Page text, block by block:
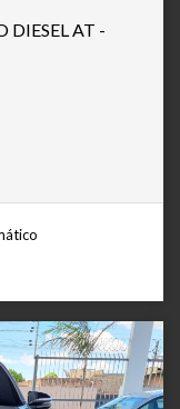
DIESEL AT -